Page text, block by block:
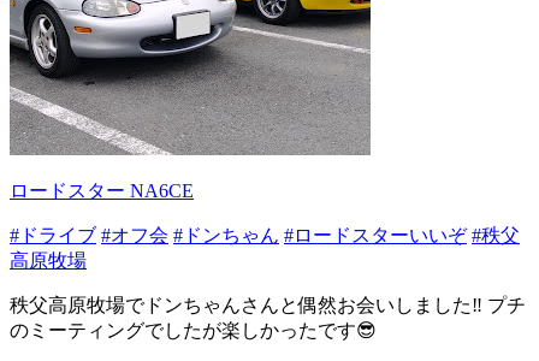
ロードスター NA6CE
#ドライブ #オフ会 #ドンちゃん #ロードスターいいぞ #秩父
高原牧場
秩父高原牧場でドンちゃんさんと偶然お会いしました‼️ プチ
のミーティングでしたが楽しかったです😎